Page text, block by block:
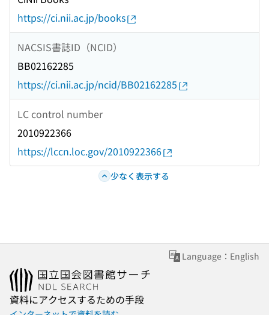
https://ci.nii.ac.jp/books
NACSIS書誌ID（NCID）
BB02162285
https://ci.nii.ac.jp/ncid/BB02162285
LC control number
2010922366
https://lccn.loc.gov/2010922366
少なく表示する
Language：English
資料にアクセスするための手段